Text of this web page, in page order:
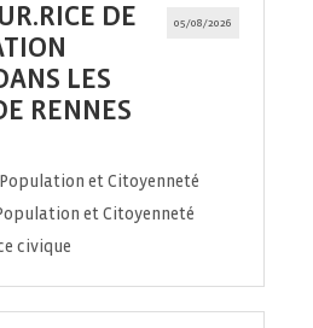
05/08/2026
DE
LES
RENNES
et Citoyenneté
et Citoyenneté
civique